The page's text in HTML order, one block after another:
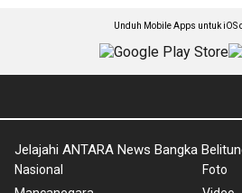
Unduh Mobile Apps untuk iOS
Jelajahi ANTARA News Bangka
Nasional
Foto